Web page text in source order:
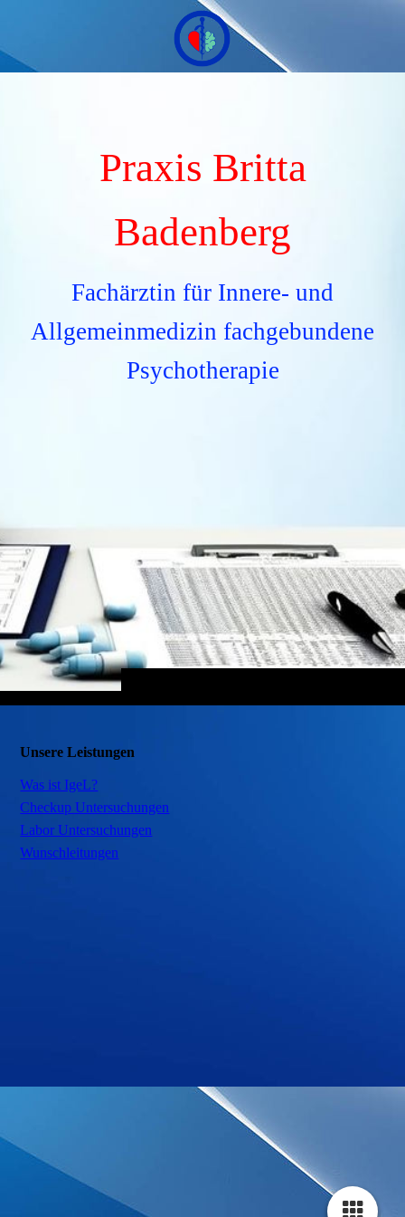
Praxis Britta
Badenberg
Fachärztin für Innere- und
Allgemeinmedizin fachgebundene
Psychotherapie
Unsere Leistungen
Was ist IgeL?
Checkup Untersuchungen
Labor Untersuchungen
Wunschleitungen